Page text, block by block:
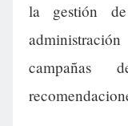
la gestión
campañas